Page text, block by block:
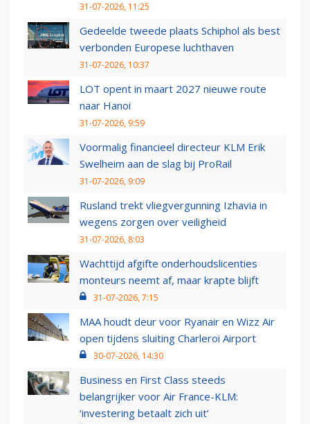
31-07-2026, 11:25
Gedeelde tweede plaats Schiphol als best
verbonden Europese luchthaven
31-07-2026, 10:37
LOT opent in maart 2027 nieuwe route
naar Hanoi
31-07-2026, 9:59
Voormalig financieel directeur KLM Erik
Swelheim aan de slag bij ProRail
31-07-2026, 9:09
Rusland trekt vliegvergunning Izhavia in
wegens zorgen over veiligheid
31-07-2026, 8:03
Wachttijd afgifte onderhoudslicenties
monteurs neemt af, maar krapte blijft
31-07-2026, 7:15
MAA houdt deur voor Ryanair en Wizz Air
open tijdens sluiting Charleroi Airport
30-07-2026, 14:30
Business en First Class steeds
belangrijker voor Air France-KLM:
‘investering betaalt zich uit’